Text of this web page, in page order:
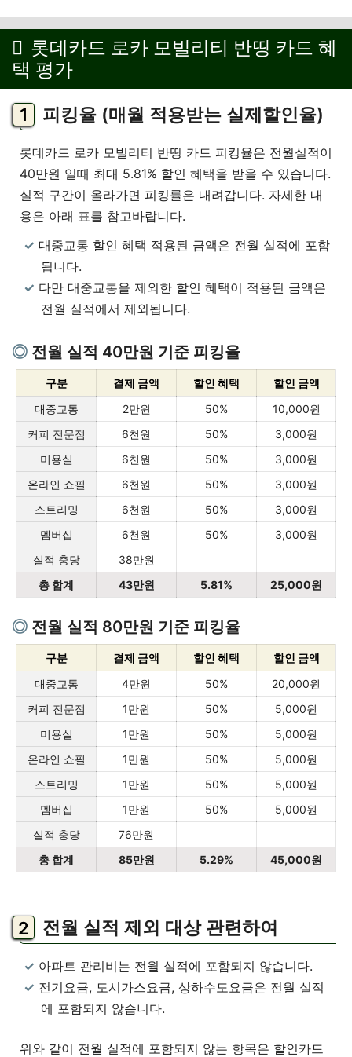
롯데카드 로카 모빌리티 반띵 카드 혜
택 평가
피킹율 (매월 적용받는 실제할인율)
롯데카드 로카 모빌리티 반띵 카드 피킹율은 전월실적이
40만원 일때 최대 5.81% 할인 혜택을 받을 수 있습니다.
실적 구간이 올라가면 피킹률은 내려갑니다. 자세한 내
용은 아래 표를 참고바랍니다.
대중교통 할인 혜택 적용된 금액은 전월 실적에 포함
됩니다.
다만 대중교통을 제외한 할인 혜택이 적용된 금액은
전월 실적에서 제외됩니다.
전월 실적 40만원 기준 피킹율
구분 결제 금액 할인 혜택
할인 금액
대중교통
2만원 50%
10,000원
커피 전문점
6천원 50%
3,000원
미용실
6천원 50%
3,000원
온라인 쇼필
6천원 50%
3,000원
스트리밍
6천원 50%
3,000원
멤버십
6천원 50%
3,000원
실적 충당
38만원
총 합계
43만원 5.81% 25,000원
전월 실적 80만원 기준 피킹율
구분 결제 금액 할인 혜택
할인 금액
대중교통
4만원 50%
20,000원
커피 전문점
1만원 50%
5,000원
미용실
1만원 50%
5,000원
온라인 쇼필
1만원 50%
5,000원
스트리밍
1만원 50%
5,000원
멤버십
1만원 50%
5,000원
실적 충당
76만원
총 합계
85만원 5.29% 45,000원
전월 실적 제외 대상 관련하여
아파트 관리비는 전월 실적에 포함되지 않습니다.
전기요금, 도시가스요금, 상하수도요금은 전월 실적
에 포함되지 않습니다.
위와 같이 전월 실적에 포함되지 않는 항목은 할인카드